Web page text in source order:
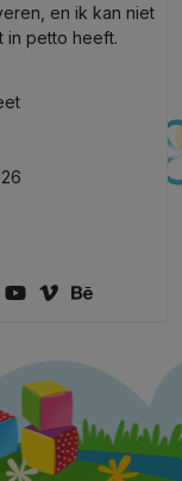
en ik kan niet
in petto heeft.